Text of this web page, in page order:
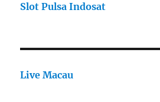
Slot Pulsa Indosat
Live Macau